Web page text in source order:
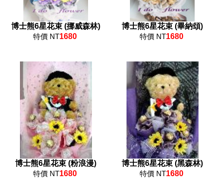
博士熊6星花束 (挪威森林)
特價 NT1680
博士熊6星花束 (畢納頌)
特價 NT1680
博士熊6星花束 (粉浪漫)
特價 NT1680
博士熊6星花束 (黑森林)
特價 NT1680